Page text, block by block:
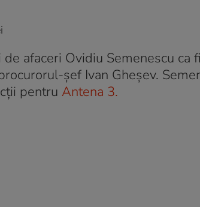
afaceri Ovidiu Semenescu ca
șef Ivan Gheșev.
pentru Antena 3.